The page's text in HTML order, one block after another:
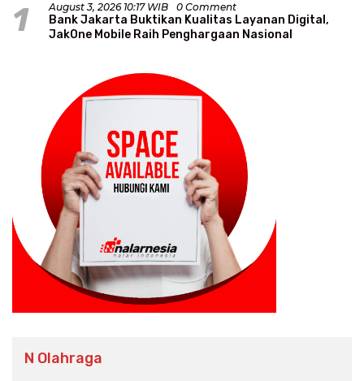
1 August 3, 2026 10:17 WIB 0 Comment
Bank Jakarta Buktikan Kualitas Layanan Digital,
JakOne Mobile Raih Penghargaan Nasional
N Olahraga